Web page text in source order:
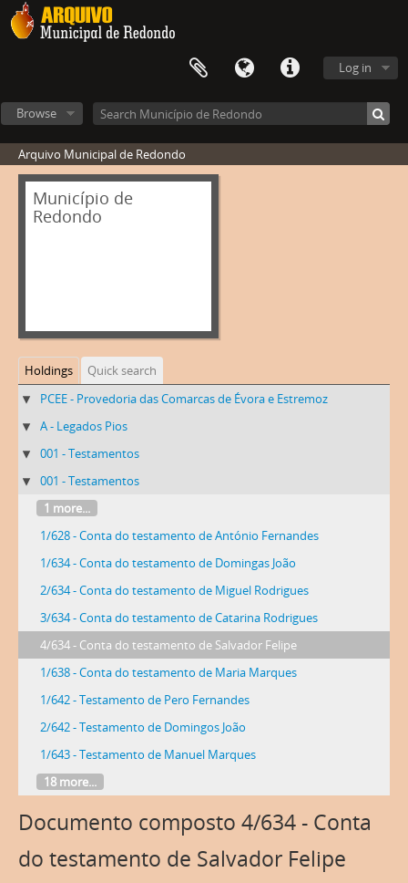
Log in
Browse
Arquivo Municipal de Redondo
Município de
Redondo
Holdings
Quick search
PCEE - Provedoria das Comarcas de Évora e Estremoz
A - Legados Pios
001 - Testamentos
001 - Testamentos
1 more...
1/628 - Conta do testamento de António Fernandes
1/634 - Conta do testamento de Domingas João
2/634 - Conta do testamento de Miguel Rodrigues
3/634 - Conta do testamento de Catarina Rodrigues
4/634 - Conta do testamento de Salvador Felipe
1/638 - Conta do testamento de Maria Marques
1/642 - Testamento de Pero Fernandes
2/642 - Testamento de Domingos João
1/643 - Testamento de Manuel Marques
18 more...
Documento composto 4/634 - Conta
do testamento de Salvador Felipe